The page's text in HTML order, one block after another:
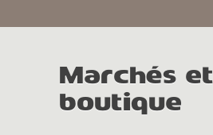
Marchés et
boutique